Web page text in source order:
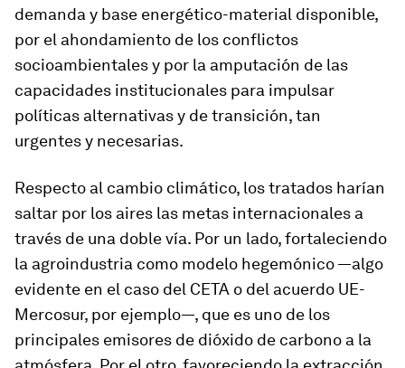
demanda y base energético-material disponible,
por el ahondamiento de los conflictos
socioambientales y por la amputación de las
capacidades institucionales para impulsar
políticas alternativas y de transición, tan
urgentes y necesarias.
Respecto al cambio climático, los tratados harían
saltar por los aires las metas internacionales a
través de una doble vía. Por un lado, fortaleciendo
la agroindustria como modelo hegemónico —algo
evidente en el caso del CETA o del acuerdo UE-
Mercosur, por ejemplo—, que es uno de los
principales emisores de dióxido de carbono a la